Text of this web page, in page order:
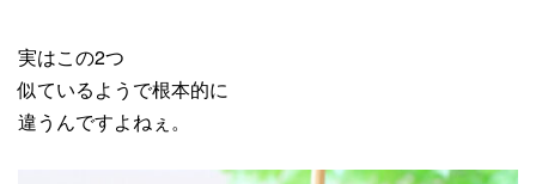
実はこの2つ
似ているようで根本的に
違うんですよねぇ。